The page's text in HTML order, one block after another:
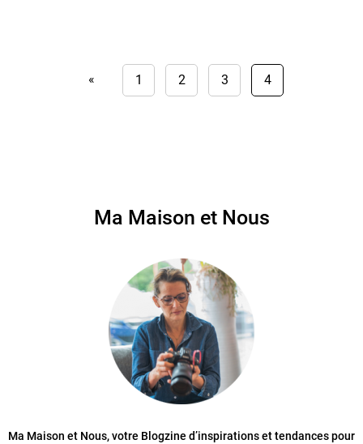
« 1 2 3 4
Ma Maison et Nous
Ma Maison et Nous, votre Blogzine d’inspirations et tendances pour